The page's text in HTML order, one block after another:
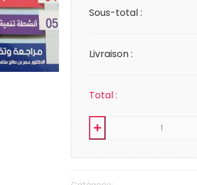
Sous-total :
Livraison :
Total :